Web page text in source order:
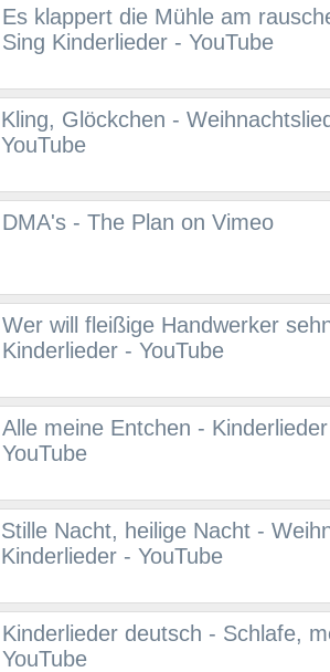
Es klappert die Mühle am
Sing Kinderlieder - YouTube
Kling, Glöckchen -
YouTube
DMA's - The Plan on Vimeo
Wer will fleißige Handwerker
Kinderlieder - YouTube
Alle meine Entchen -
YouTube
Stille Nacht, heilige Nacht -
Kinderlieder - YouTube
Kinderlieder deutsch - Schlafe,
YouTube